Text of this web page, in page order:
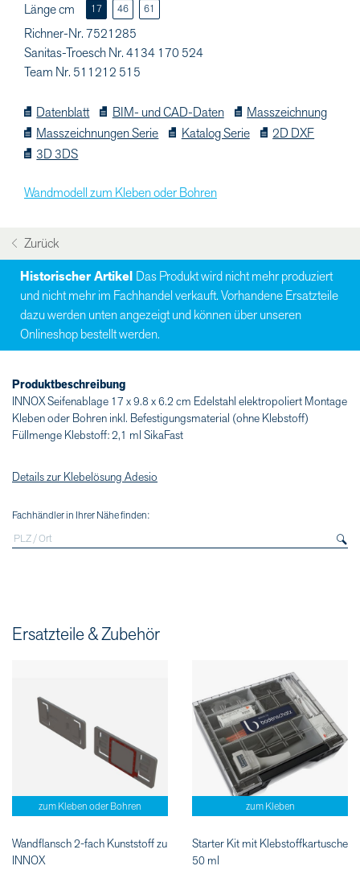
Länge cm 17 46 61
Richner-Nr. 7521285
Sanitas-Troesch Nr. 4134 170 524
Team Nr. 511212 515
Datenblatt BIM- und CAD-Daten
Masszeichnung
Masszeichnungen Serie
Katalog Serie
2D DXF
3D 3DS
Wandmodell zum Kleben oder Bohren
Zurück
Historischer Artikel Das Produkt wird nicht mehr produziert
und nicht mehr im Fachhandel verkauft. Vorhandene Ersatzteile
dazu werden unten angezeigt und können über unseren
Onlineshop bestellt werden.
Produktbeschreibung
INNOX Seifenablage 17 x 9.8 x 6.2 cm Edelstahl elektropoliert Montage
Kleben oder Bohren inkl. Befestigungsmaterial (ohne Klebstoff)
Füllmenge Klebstoff: 2,1 ml SikaFast
Details zur Klebelösung Adesio
Fachhändler in Ihrer Nähe finden:
Ersatzteile & Zubehör
zum Kleben oder Bohren
Wandflansch 2-fach Kunststoff zu
INNOX
zum Kleben
Starter Kit mit Klebstoffkartusche
50 ml